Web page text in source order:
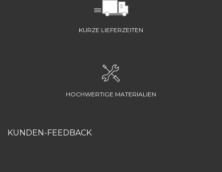
KURZE LIEFERZEITEN
HOCHWERTIGE MATERIALIEN
KUNDEN-FEEDBACK